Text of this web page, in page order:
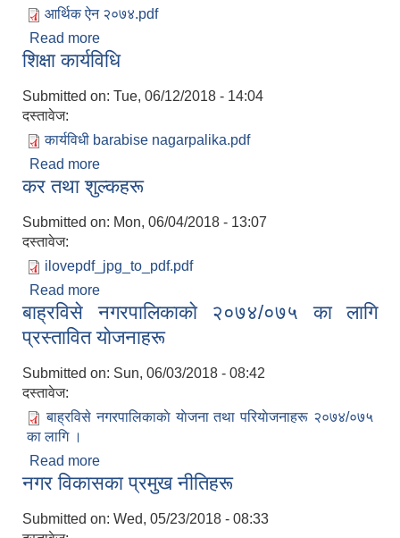
आर्थिक ऐन २०७४.pdf
Read more
शिक्षा कार्यविधि
Submitted on: Tue, 06/12/2018 - 14:04
दस्तावेज:
कार्यविधी barabise nagarpalika.pdf
Read more
कर तथा शुल्कहरू
Submitted on: Mon, 06/04/2018 - 13:07
दस्तावेज:
ilovepdf_jpg_to_pdf.pdf
Read more
बाह्रविसे नगरपालिकाकाे २०७४/०७५ का लागि
प्रस्तावित याेजनाहरू
Submitted on: Sun, 06/03/2018 - 08:42
दस्तावेज:
बाह्रविसे नगरपालिकाकाे याेजना तथा परियाेजनाहरू २०७४/०७५
का लागि ।
Read more
प्रस्तावित याेजनाहरू
नगर विकासका प्रमुख नीतिहरू
Submitted on: Wed, 05/23/2018 - 08:33